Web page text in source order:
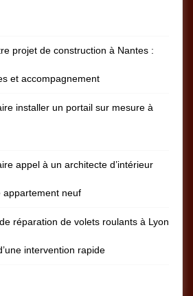
projet de construction à Nantes :
et accompagnement
installer un portail sur mesure à
appel à un architecte d’intérieur
appartement neuf
réparation de volets roulants à Lyon
intervention rapide